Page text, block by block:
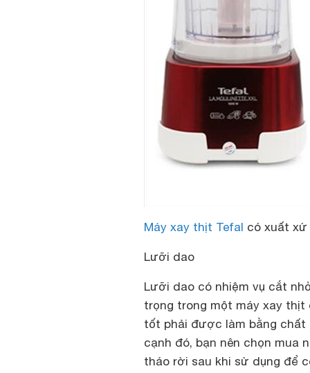
Máy xay thịt Tefal có xuất xứ
Lưỡi dao
Lưỡi dao có nhiệm vụ cắt
trọng trong một máy xay thịt
tốt phải được làm bằng chất
cạnh đó, bạn nên chọn mua
tháo rời sau khi sử dụng để